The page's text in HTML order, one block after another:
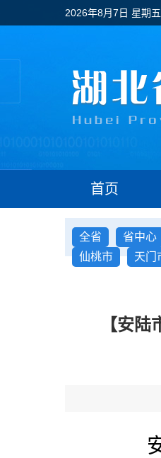
2026年8月7日 星期五
首页
全省
省中心
仙桃市
天门
【安